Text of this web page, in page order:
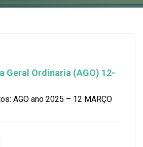
Geral Ordinaria (AGO) 12-
AGO ano 2025 – 12 MARÇO